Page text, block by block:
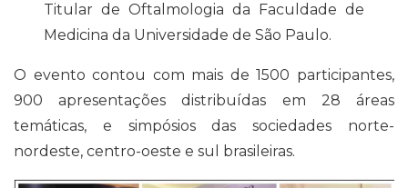
Titular de Oftalmologia da Faculdade de
Medicina da Universidade de São Paulo.
O evento contou com mais de 1500 participantes,
900 apresentações distribuídas em 28 áreas
temáticas, e simpósios das sociedades norte-
nordeste, centro-oeste e sul brasileiras.